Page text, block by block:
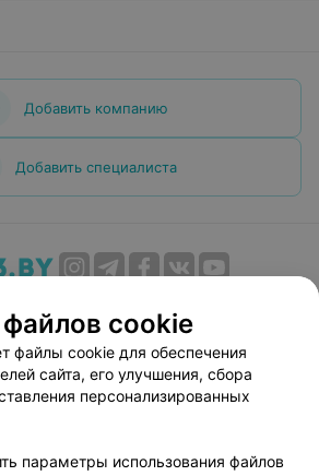
Добавить компанию
Добавить специалиста
Публичный договор
соглашение
Способы оплаты
Партнеры
руководителю 103.by
cookie
файлы cookie для обеспечения
сайта, его улучшения, сбора
персонализированных
параметры использования файлов